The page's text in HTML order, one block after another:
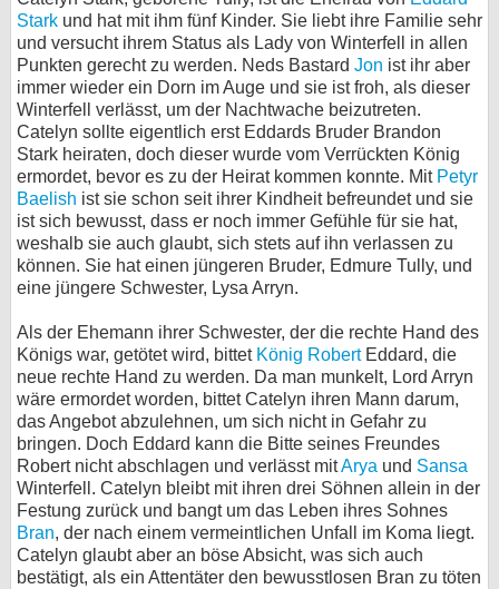
Stark und hat mit ihm fünf Kinder. Sie liebt ihre Familie sehr
und versucht ihrem Status als Lady von Winterfell in allen
Punkten gerecht zu werden. Neds Bastard Jon ist ihr aber
immer wieder ein Dorn im Auge und sie ist froh, als dieser
Winterfell verlässt, um der Nachtwache beizutreten.
Catelyn sollte eigentlich erst Eddards Bruder Brandon
Stark heiraten, doch dieser wurde vom Verrückten König
ermordet, bevor es zu der Heirat kommen konnte. Mit Petyr
Baelish ist sie schon seit ihrer Kindheit befreundet und sie
ist sich bewusst, dass er noch immer Gefühle für sie hat,
weshalb sie auch glaubt, sich stets auf ihn verlassen zu
können. Sie hat einen jüngeren Bruder, Edmure Tully, und
eine jüngere Schwester, Lysa Arryn.
Als der Ehemann ihrer Schwester, der die rechte Hand des
Königs war, getötet wird, bittet König RobertEddard, die
neue rechte Hand zu werden. Da man munkelt, Lord Arryn
wäre ermordet worden, bittet Catelyn ihren Mann darum,
das Angebot abzulehnen, um sich nicht in Gefahr zu
bringen. Doch Eddard kann die Bitte seines Freundes
Robert nicht abschlagen und verlässt mitArya und Sansa
Winterfell. Catelyn bleibt mit ihren drei Söhnen allein in der
Festung zurück und bangt um das Leben ihres Sohnes
Bran, der nach einem vermeintlichen Unfall im Koma liegt.
Catelyn glaubt aber an böse Absicht, was sich auch
bestätigt, als ein Attentäter den bewusstlosen Bran zu töten
bei Facebook
Kontakt
Nutzungsbedingungen
Datenschutz
Cookie-Einstellungen
Impressum
Desktop-Ansicht
myFanbase